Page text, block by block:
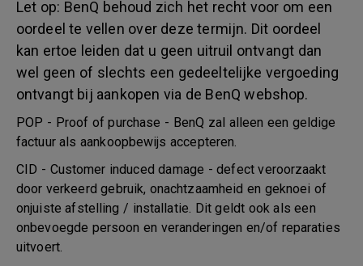
Let op: BenQ behoud zich het recht voor om een
oordeel te vellen over deze termijn. Dit oordeel
kan ertoe leiden dat u geen uitruil ontvangt dan
wel geen of slechts een gedeeltelijke vergoeding
ontvangt bij aankopen via de BenQ webshop.
POP - Proof of purchase - BenQ zal alleen een geldige
factuur als aankoopbewijs accepteren.
CID - Customer induced damage - defect veroorzaakt
door verkeerd gebruik, onachtzaamheid en geknoei of
onjuiste afstelling / installatie. Dit geldt ook als een
onbevoegde persoon en veranderingen en/of reparaties
uitvoert.